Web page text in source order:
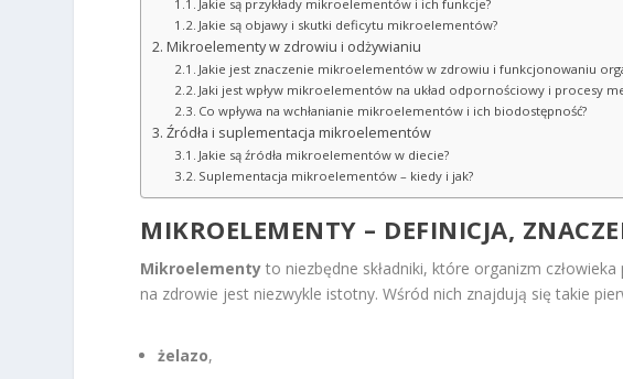
Jakie są przykłady mikroelementów i ich funkcje?
Jakie są objawy i skutki deficytu mikroelementów?
Mikroelementy w zdrowiu i odżywianiu
Jakie jest znaczenie mikroelementów w zdrowiu i funkcjonowaniu
Jaki jest wpływ mikroelementów na układ odpornościowy i procesy
Co wpływa na wchłanianie mikroelementów i ich biodostępność?
Źródła i suplementacja mikroelementów
Jakie są źródła mikroelementów w diecie?
Suplementacja mikroelementów – kiedy i jak?
MIKROELEMENTY – DEFINICJA,
Mikroelementy to niezbędne składniki, które organizm
na zdrowie jest niezwykle istotny. Wśród nich znajdują się takie
żelazo,